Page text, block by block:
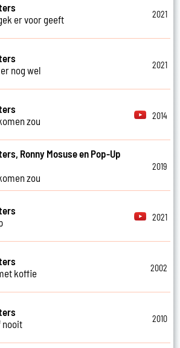
er voor geeft
2021
nog wel
2021
zou
2014
Ronny Mosuse en Pop-Up
zou
2019
2021
koffie
2002
nooit
2010